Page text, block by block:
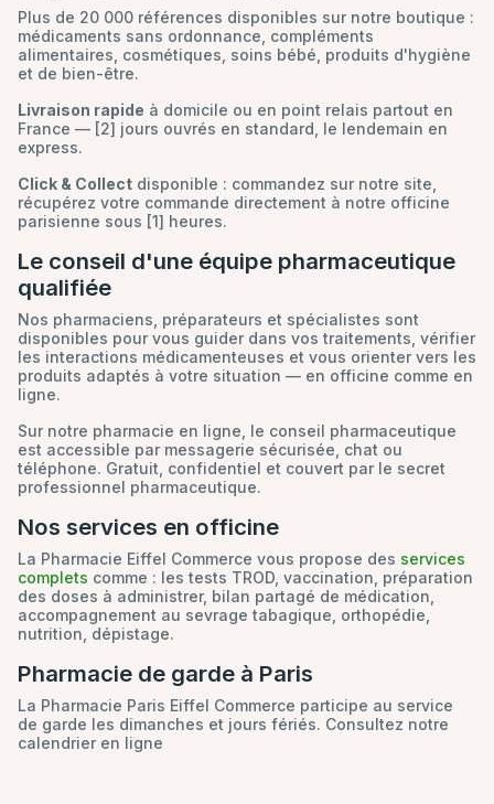
Plus de 20 000 références disponibles sur notre boutique :
médicaments sans ordonnance, compléments
alimentaires, cosmétiques, soins bébé, produits d'hygiène
et de bien-être.
Livraison rapide à domicile ou en point relais partout en
France — [2] jours ouvrés en standard, le lendemain en
express.
Click & Collect disponible : commandez sur notre site,
récupérez votre commande directement à notre officine
parisienne sous [1] heures.
Le conseil d'une équipe pharmaceutique
qualifiée
Nos pharmaciens, préparateurs et spécialistes sont
disponibles pour vous guider dans vos traitements, vérifier
les interactions médicamenteuses et vous orienter vers les
produits adaptés à votre situation — en officine comme en
ligne.
Sur notre pharmacie en ligne, le conseil pharmaceutique
est accessible par messagerie sécurisée, chat ou
téléphone. Gratuit, confidentiel et couvert par le secret
professionnel pharmaceutique.
Nos services en officine
La Pharmacie Eiffel Commerce vous propose des services
complets comme : les tests TROD, vaccination, préparation
des doses à administrer, bilan partagé de médication,
accompagnement au sevrage tabagique, orthopédie,
nutrition, dépistage.
Pharmacie de garde à Paris
La Pharmacie Paris Eiffel Commerce participe au service
de garde les dimanches et jours fériés. Consultez notre
calendrier en ligne